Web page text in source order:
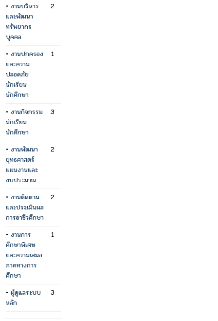
• งานบริหาร
และพัฒนา
ทรัพยากร
บุคคล
2
• งานปกครอง
และความ
ปลอดภัย
นักเรียน
นักศึกษา
1
• งานกิจกรรม
นักเรียน
นักศึกษา
3
• งานพัฒนา
ยุทธศาสตร์
แผนงานและ
งบประมาณ
2
• งานติดตาม
และประเมินผล
การอาชีวศึกษา
2
• งานการ
ศึกษาพิเศษ
และความเสมอ
ภาคทางการ
ศึกษา
1
• ผู้ดูแลระบบ
หลัก
3